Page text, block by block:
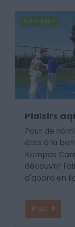
Sur le parc
Plaisirs
Pour de
êtes à la
Kompas
découvrir
d'abord en
Plus